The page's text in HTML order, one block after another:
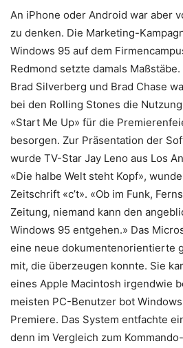
An iPhone oder Android war aber
zu denken. Die Marketing-
Windows 95 auf dem
Redmond setzte damals
Brad Silverberg und Brad Chase
bei den Rolling Stones die
«Start Me Up» für die
besorgen. Zur Präsentation der
wurde TV-Star Jay Leno aus Los
«Die halbe Welt steht Kopf»,
Zeitschrift «c’t». «Ob im Funk,
Zeitung, niemand kann den
Windows 95 entgehen.» Das
eine neue dokumentenorientierte
mit, die überzeugen konnte. Sie
eines Apple Macintosh irgendwie
meisten PC-Benutzer bot
Premiere. Das System entfachte
denn im Vergleich zum